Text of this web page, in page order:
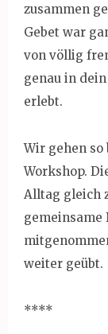
zusammen
Gebet war
von völlig
genau in
erlebt.
Wir gehen so
Workshop.
Alltag gleich
gemeinsame
weiter geübt.
****